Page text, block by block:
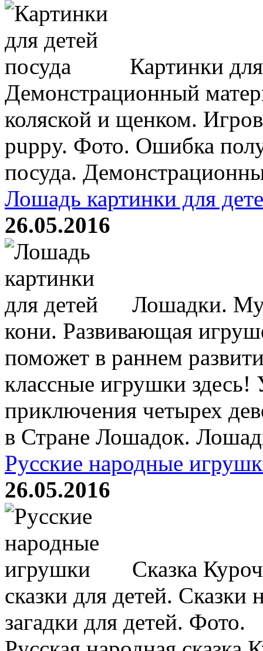
Картинки
Демонстрационный
коляской и щенком.
puppy. Фото. Ошибка
посуда.
Лошадь картинки для
26.05.2016
Лошадки.
кони. Развивающая
поможет в раннем
классные игрушки здесь!
приключения четырех
в Стране Лошадок.
Русские народные
26.05.2016
Сказка
сказки для детей.
загадки для детей. Фото.